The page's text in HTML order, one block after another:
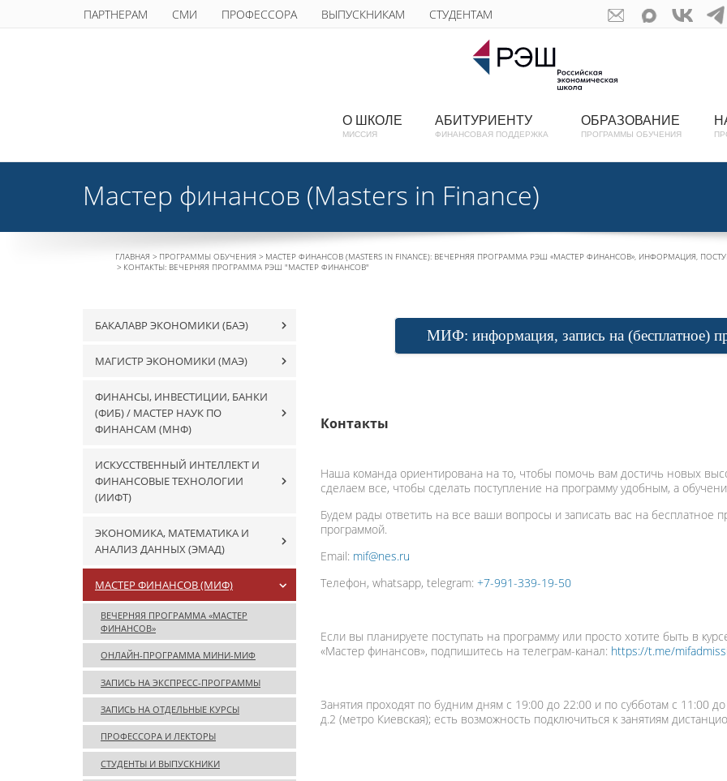
ПАРТНЕРАМ СМИ ПРОФЕССОРА ВЫПУСКНИКАМ СТУДЕНТАМ
О ШКОЛЕ
МИССИЯ
АБИТУРИЕНТУ
ФИНАНСОВАЯ ПОДДЕРЖКА
ОБРАЗОВАНИЕ
ПРОГРАММЫ ОБУЧЕНИЯ
Мастер финансов (Masters in Finance)
ГЛАВНАЯ ПРОГРАММЫ ОБУЧЕНИЯ
МАСТЕР ФИНАНСОВ (MASTERS IN FINANCE): ВЕЧЕРНЯЯ ПРОГРАММА РЭШ «МАСТЕР ФИНАНСОВ», ИНФОРМАЦИЯ,
КОНТАКТЫ: ВЕЧЕРНЯЯ ПРОГРАММА РЭШ "МАСТЕР ФИНАНСОВ"
МИФ: информация, запись на (бесплатное)
Контакты
Наша команда ориентирована на то, чтобы помочь вам достичь новых
сделаем все, чтобы сделать поступление на программу удобным, а
Будем рады ответить на все ваши вопросы и записать вас на бесплатное
программой.
Email: mif@nes.ru
Телефон, whatsapp, telegram: +7-991-339-19-50
Если вы планируете поступать на программу или просто хотите быть в
«Мастер финансов», подпишитесь на телеграм-канал: https://t.me/
Занятия проходят по будним дням с 19:00 до 22:00 и по субботам с 11:00
д.2 (метро Киевская); есть возможность подключиться к занятиям
БАКАЛАВР ЭКОНОМИКИ (БАЭ)
МАГИСТР ЭКОНОМИКИ (MAЭ)
ФИНАНСЫ, ИНВЕСТИЦИИ, БАНКИ
(ФИБ) / МАСТЕР НАУК ПО
ФИНАНСАМ (МНФ)
ИСКУССТВЕННЫЙ ИНТЕЛЛЕКТ И
ФИНАНСОВЫЕ ТЕХНОЛОГИИ
(ИИФТ)
ЭКОНОМИКА, МАТЕМАТИКА И
АНАЛИЗ ДАННЫХ (ЭМАД)
МАСТЕР ФИНАНСОВ (МИФ)
ВЕЧЕРНЯЯ ПРОГРАММА «МАСТЕР
ФИНАНСОВ»
ОНЛАЙН-ПРОГРАММА МИНИ-МИФ
ЗАПИСЬ НА ЭКСПРЕСС-ПРОГРАММЫ
ЗАПИСЬ НА ОТДЕЛЬНЫЕ КУРСЫ
ПРОФЕССОРА И ЛЕКТОРЫ
СТУДЕНТЫ И ВЫПУСКНИКИ